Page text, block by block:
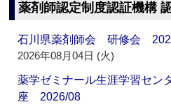
薬剤師認定制度認証機構
石川県薬剤師会 研修会
2026年08月04日 (火)
薬学ゼミナール生涯学習セ
座 2026/08